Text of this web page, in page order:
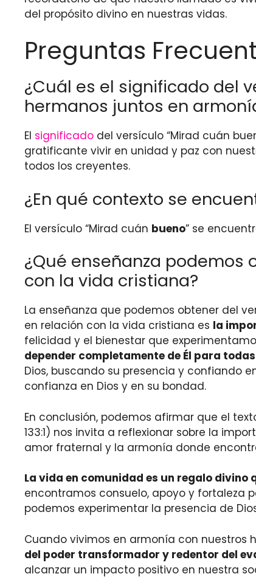
del propósito divino en nuestras vidas.
Preguntas
¿Cuál es el significado del
hermanos juntos en
El significado del versículo “Mirad cuán
gratificante vivir en unidad y paz con
todos los creyentes.
¿En qué contexto se
El versículo “Mirad cuán bueno” se
¿Qué enseñanza podemos
con la vida cristiana?
La enseñanza que podemos obtener del
en relación con la vida cristiana es la
felicidad y el bienestar que
depender completamente de Él para
Dios, buscando su presencia y confiando
confianza en Dios y en su bondad.
En conclusión, podemos afirmar que el
133:1) nos invita a reflexionar sobre la
amor fraternal y la armonía donde
La vida en comunidad es un regalo
encontramos consuelo, apoyo y fortaleza
podemos experimentar la presencia de
Cuando vivimos en armonía con nuestros
del poder transformador y redentor del
alcanzar un impacto positivo en nuestra